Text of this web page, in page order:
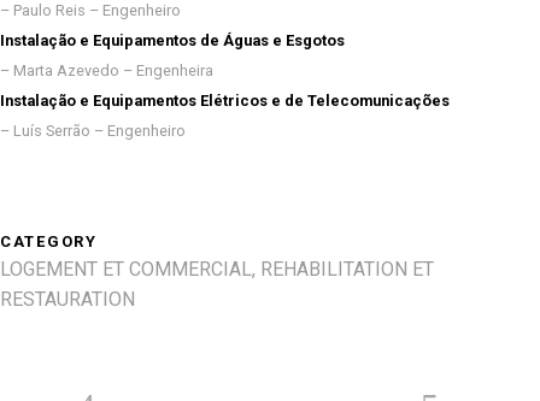
– Paulo Reis – Engenheiro
Instalação e Equipamentos de Águas e Esgotos
– Marta Azevedo – Engenheira
Instalação e Equipamentos Elétricos e de Telecomunicações
– Luís Serrão – Engenheiro
CATEGORY
LOGEMENT ET COMMERCIAL, REHABILITATION ET
RESTAURATION